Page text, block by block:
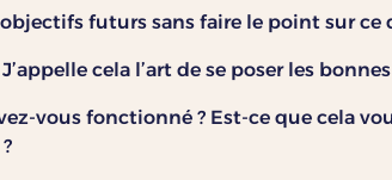
futurs sans faire le point sur ce
cela l’art de se poser les
vous fonctionné ? Est-ce que cela